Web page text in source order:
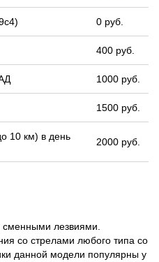
0 руб.
400 руб.
1000 руб.
1500 руб.
10 км) в день
2000 руб.
сменными лезвиями.
со стрелами любого типа со
данной модели популярны у